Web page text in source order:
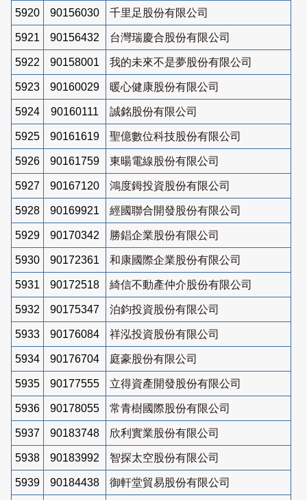
5920 90156030 千里足股份有限公司
5921 90156432 台灣瑞慶合股份有限公司
5922 90158001 我的未來不是夢股份有限公司
5923 90160029 暖心健康股份有限公司
5924 90160111 誠銘股份有限公司
5925 90161619 聖億數位科技股份有限公司
5926 90161759 東暘電線股份有限公司
5927 90167120 鴻度鉧投資股份有限公司
5928 90169921 經國聯合開發股份有限公司
5929 90170342 勝錩企業股份有限公司
5930 90172361 和康國際企業股份有限公司
5931 90172518 綺信不動產仲介股份有限公司
5932 90175347 泊鈞投資股份有限公司
5933 90176084 祥泓投資股份有限公司
5934 90176704 庭豪股份有限公司
5935 90177555 立得資產開發股份有限公司
5936 90178055 常青樹國際股份有限公司
5937 90183748 欣利實業股份有限公司
5938 90183992 智探太空股份有限公司
5939 90184438 御軒堂貿易股份有限公司